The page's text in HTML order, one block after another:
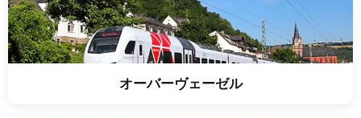
オーバーヴェーゼル